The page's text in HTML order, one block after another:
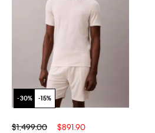
$1,499.00 $891.90